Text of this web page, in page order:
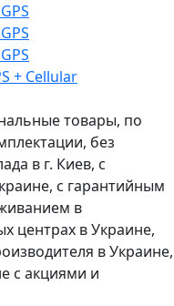
+ Cellular
товары, по
без
в г. Киев, с
с гарантийным
в
центрах в Украине,
в Украине,
с акциями и